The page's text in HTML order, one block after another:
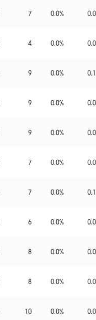
7 0.0% 0.0
4 0.0% 0.0
9 0.0% 0.1
9 0.0% 0.0
9 0.0% 0.0
7 0.0% 0.0
7 0.0% 0.1
6 0.0% 0.0
8 0.0% 0.0
8 0.0% 0.0
10 0.0% 0.0